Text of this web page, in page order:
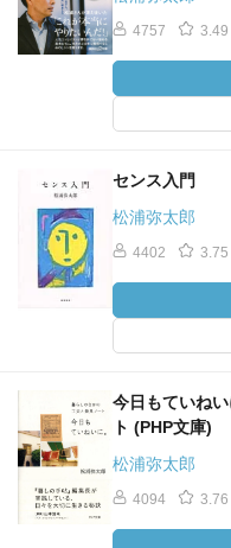
4757 3.49
センス入門
松浦弥太郎
4402 3.75
今日もていね
ト (PHP文庫)
松浦弥太郎
4094 3.76